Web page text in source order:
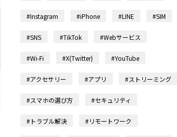
#Instagram #iPhone #LINE #SIM
#SNS #TikTok #Webサービス
#Wi-Fi #X(Twitter) #YouTube
#アクセサリー #アプリ #ストリーミング
#スマホの選び方 #セキュリティ
#トラブル解決 #リモートワーク